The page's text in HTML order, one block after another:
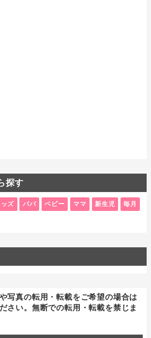
探す
ッズ パパ ベビー ママ 新生児 毎月
写真の転用・転載をご希望の場合は
さい。無断での転用・転載を禁じま